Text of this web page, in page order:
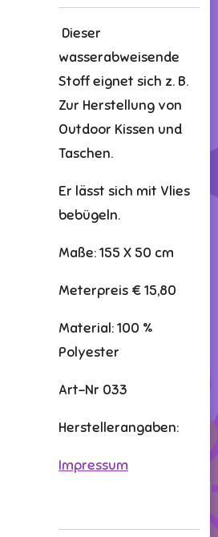
Dieser
wasserabweisende
Stoff eignet sich z. B.
Zur Herstellung von
Outdoor Kissen und
Taschen.
Er lässt sich mit Vlies
bebügeln.
Maße: 155 X 50 cm
Meterpreis € 15,80
Material: 100 %
Polyester
Art-Nr 033
Herstellerangaben:
Impressum